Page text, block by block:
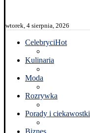
wtorek, 4 sierpnia, 2026
CelebryciHot
Kulinaria
Moda
Rozrywka
Porady i ciekawostki
Biznes